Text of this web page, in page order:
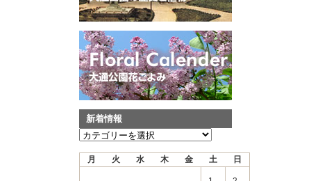
新着情報
新
月 火 水 木 金 土 日